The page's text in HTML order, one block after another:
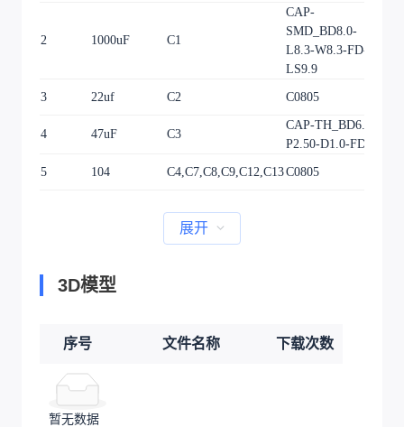
2 1000uF C1
CAP-
SMD_BD8.0-
L8.3-W8.3-FD-
LS9.9
3 22uf C2 C0805
4 47uF C3
CAP-TH_BD6.3-
P2.50-D1.0-FD
5 104 C4,C7,C8,C9,C12,C13C0805
展开
3D模型
序号 文件名称 下载次数
暂无数据